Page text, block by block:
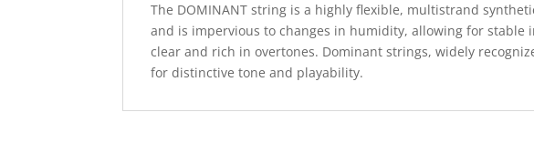
The DOMINANT string is a highly flexible, multistrand
and is impervious to changes in humidity, allowing for stable
clear and rich in overtones. Dominant strings, widely
for distinctive tone and playability.